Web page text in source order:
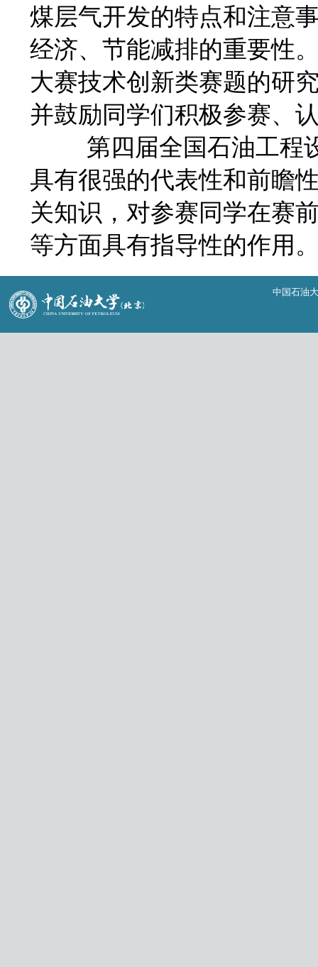
煤层气开发的特点和注意
经济、节能减排的重要性
大赛技术创新类赛题的研
并鼓励同学们积极参赛、
第四届全国石油工程设
具有很强的代表性和前瞻
关知识，对参赛同学在赛
等方面具有指导性的作用
中国石油